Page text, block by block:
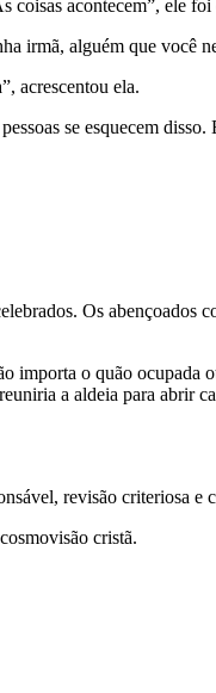
coisas acontecem”, ele
irmã, alguém que você
acrescentou ela.
se esquecem
Os abençoados
o quão ocupada
a aldeia para abrir
revisão criteriosa e
cristã.